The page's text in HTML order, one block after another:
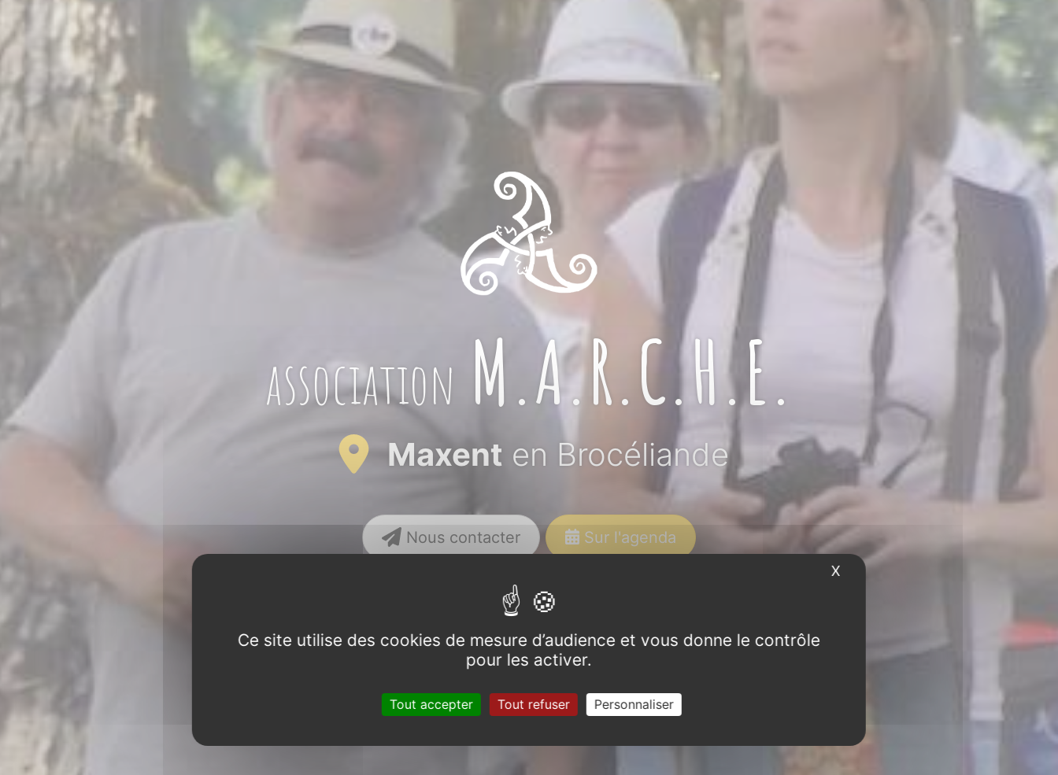
association M.A.R.C.H.E.
Maxent en Brocéliande
Nous contacter Sur l'agenda
Ce site utilise des cookies de mesure d’audience et vous donne le contrôle
pour les activer.
Tout accepter Tout refuser Personnaliser
X Masquer le bandeau des cookies